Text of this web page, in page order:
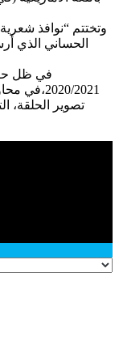
وتختتم “نوافذ
الحساني الذي
في ظل حرص
2020/